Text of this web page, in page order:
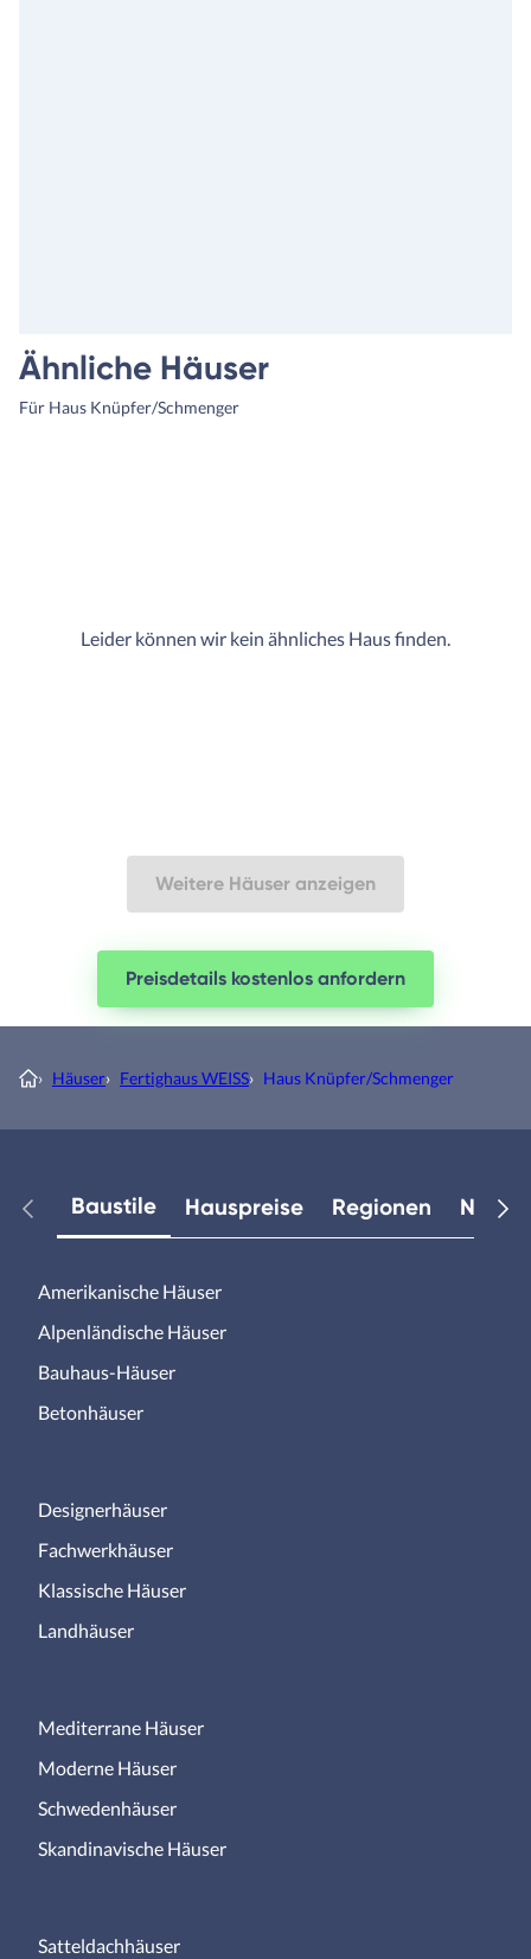
Ähnliche Häuser
Für Haus Knüpfer/Schmenger
Leider können wir kein ähnliches Haus finden.
Weitere Häuser anzeigen
Preisdetails kostenlos anfordern
› Häuser› Fertighaus WEISS› Haus Knüpfer/Schmenger
Baustile Hauspreise Regionen
Amerikanische Häuser
Alpenländische Häuser
Bauhaus-Häuser
Betonhäuser
Designerhäuser
Fachwerkhäuser
Klassische Häuser
Landhäuser
Mediterrane Häuser
Moderne Häuser
Schwedenhäuser
Skandinavische Häuser
Satteldachhäuser